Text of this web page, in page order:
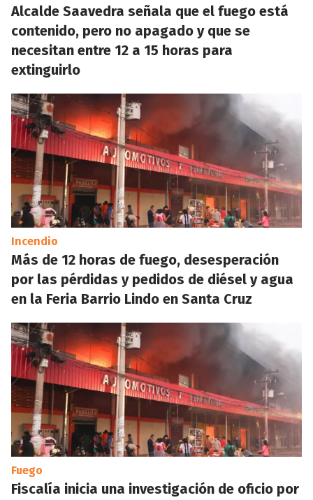
Alcalde Saavedra señala que el fuego está
contenido, pero no apagado y que se
necesitan entre 12 a 15 horas para
extinguirlo
Incendio
Más de 12 horas de fuego, desesperación
por las pérdidas y pedidos de diésel y agua
en la Feria Barrio Lindo en Santa Cruz
Fuego
Fiscalía inicia una investigación de oficio por